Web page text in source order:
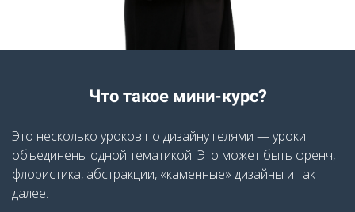
Что такое мини-курс?
Это несколько уроков по дизайну гелями — уроки
объединены одной тематикой. Это может быть френч,
флористика, абстракции, «каменные» дизайны и так
далее.